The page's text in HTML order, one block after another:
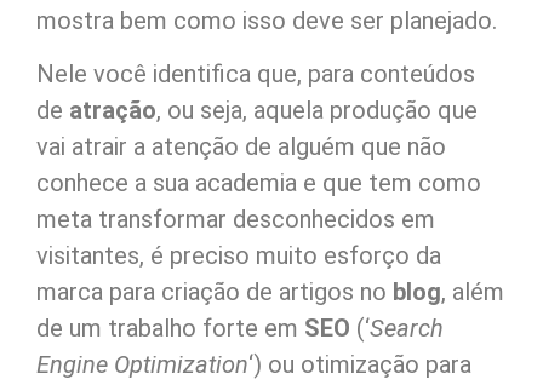
mostra bem como isso deve ser planejado.
Nele você identifica que, para conteúdos
de atração, ou seja, aquela produção que
vai atrair a atenção de alguém que não
conhece a sua academia e que tem como
meta transformar desconhecidos em
visitantes, é preciso muito esforço da
marca para criação de artigos no blog, além
de um trabalho forte em SEO (‘Search
Engine Optimization‘) ou otimização para